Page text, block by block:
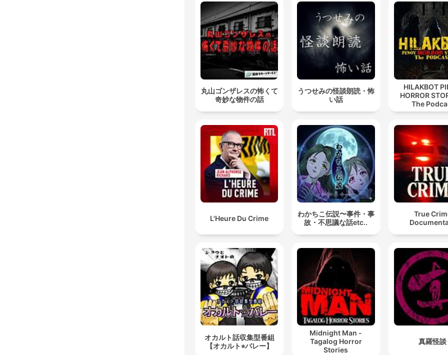
丸山ゴンザレスの怖くて
奇妙な物件の話
うつせみの怪談朗読・怖
い話
HILAKBOT
HORROR
The
L'Heure Du Crime
わかちこ伝説〜事件・事
故・不思議な話etc..
True
オカルト話収集型番組
【オカルト⭐︎バレー】
Midnight Man -
Tagalog Horror
Stories
真羅怪談